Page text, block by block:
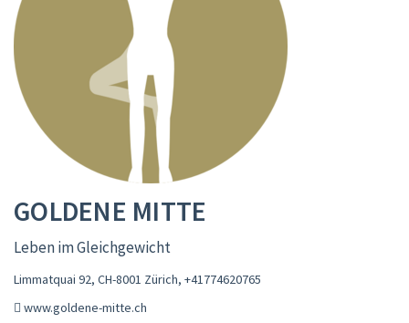
GOLDENE MITTE
Leben im Gleichgewicht
Limmatquai 92, CH-8001 Zürich, +41774620765
www.goldene-mitte.ch